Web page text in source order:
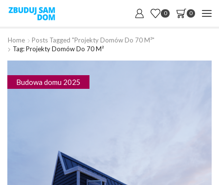
0 0
Home
Posts Tagged "projekty Domów Do 70 M²"
Tag: Projekty Domów Do 70 M²
Budowa domu 2025